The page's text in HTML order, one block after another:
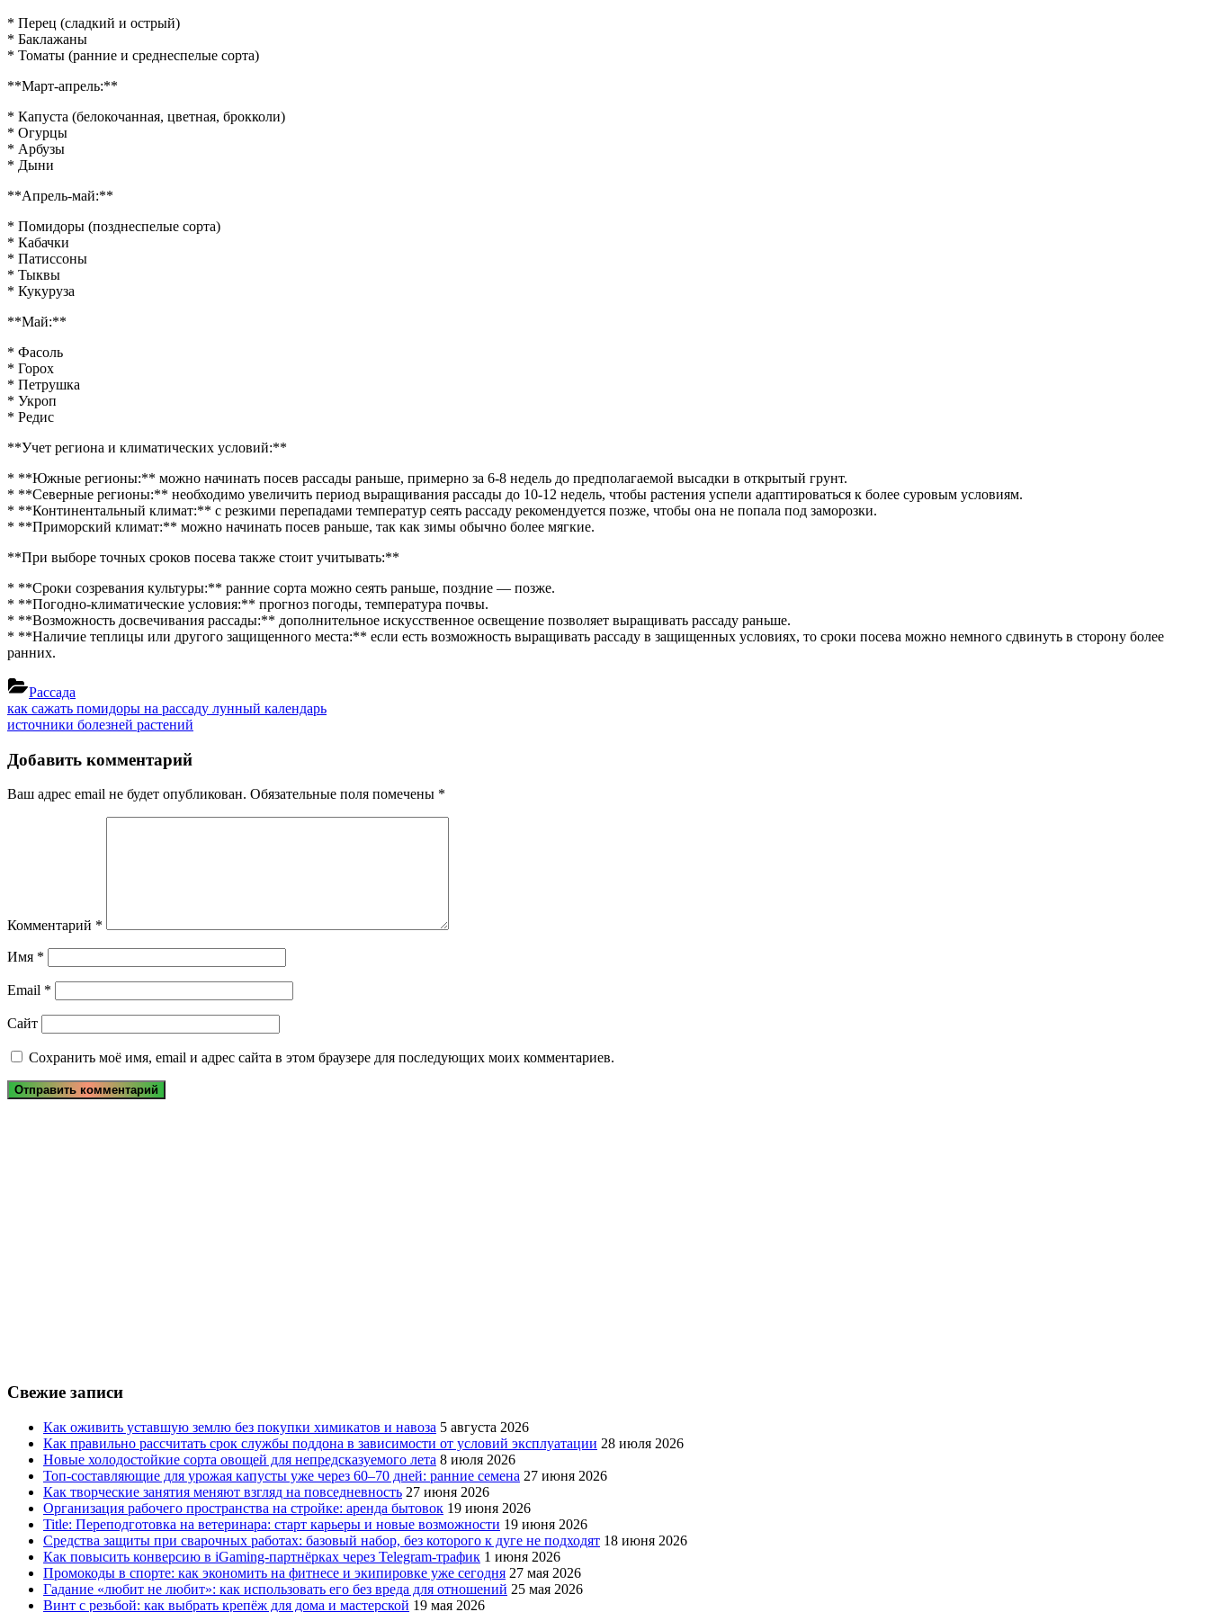
* Перец (сладкий и острый)
* Баклажаны
* Томаты (ранние и среднеспелые сорта)
**Март-апрель:**
* Капуста (белокочанная, цветная, брокколи)
* Огурцы
* Арбузы
* Дыни
**Апрель-май:**
* Помидоры (позднеспелые сорта)
* Кабачки
* Патиссоны
* Тыквы
* Кукуруза
**Май:**
* Фасоль
* Горох
* Петрушка
* Укроп
* Редис
**Учет региона и климатических условий:**
* **Южные регионы:** можно начинать посев рассады раньше, примерно за 6-8 недель до предполагаемой высадки в открытый грунт.
* **Северные регионы:** необходимо увеличить период выращивания рассады до 10-12 недель, чтобы растения успели адаптироваться к более суровым условиям.
* **Континентальный климат:** с резкими перепадами температур сеять рассаду рекомендуется позже, чтобы она не попала под заморозки.
* **Приморский климат:** можно начинать посев раньше, так как зимы обычно более мягкие.
**При выборе точных сроков посева также стоит учитывать:**
* **Сроки созревания культуры:** ранние сорта можно сеять раньше, поздние — позже.
* **Погодно-климатические условия:** прогноз погоды, температура почвы.
* **Возможность досвечивания рассады:** дополнительное искусственное освещение позволяет выращивать рассаду раньше.
* **Наличие теплицы или другого защищенного места:** если есть возможность выращивать рассаду в защищенных условиях, то сроки посева можно немного сдвинуть в сторону более
ранних.
Рассада
Навигация
по
записям
Previous
Post:
как сажать помидоры на рассаду лунный календарь
Next
источники болезней растений
Добавить комментарий
Ваш адрес email не будет опубликован. Обязательные поля помечены *
Комментарий *
Имя *
Email *
Сайт
Сохранить моё имя, email и адрес сайта в этом браузере для последующих моих комментариев.
Свежие записи
Как оживить уставшую землю без покупки химикатов и навоза 5 августа 2026
Как правильно рассчитать срок службы поддона в зависимости от условий эксплуатации 28 июля 2026
Новые холодостойкие сорта овощей для непредсказуемого лета 8 июля 2026
Топ-составляющие для урожая капусты уже через 60–70 дней: ранние семена 27 июня 2026
Как творческие занятия меняют взгляд на повседневность 27 июня 2026
Организация рабочего пространства на стройке: аренда бытовок 19 июня 2026
Title: Переподготовка на ветеринара: старт карьеры и новые возможности 19 июня 2026
Средства защиты при сварочных работах: базовый набор, без которого к дуге не подходят 18 июня 2026
Как повысить конверсию в iGaming-партнёрках через Telegram-трафик 1 июня 2026
Промокоды в спорте: как экономить на фитнесе и экипировке уже сегодня 27 мая 2026
Гадание «любит не любит»: как использовать его без вреда для отношений 25 мая 2026
Винт с резьбой: как выбрать крепёж для дома и мастерской 19 мая 2026